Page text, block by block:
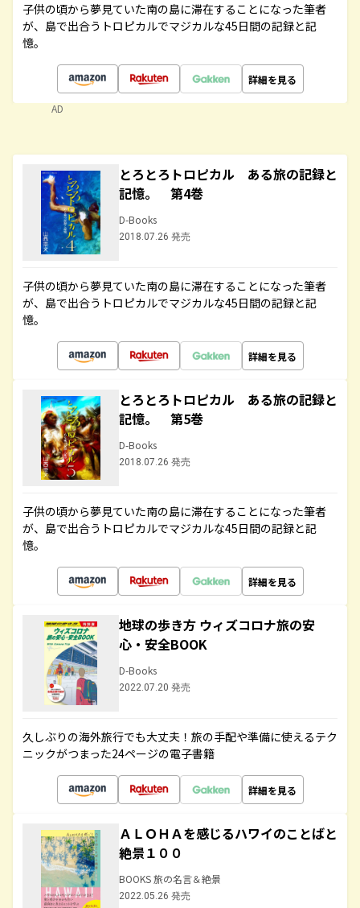
子供の頃から夢見ていた南の島に滞在することになった筆者
が、島で出合うトロピカルでマジカルな45日間の記録と記
憶。
詳細を見る
AD
とろとろトロピカル ある旅の記録と
記憶。 第4巻
D-Books
2018.07.26 発売
子供の頃から夢見ていた南の島に滞在することになった筆者
が、島で出合うトロピカルでマジカルな45日間の記録と記
憶。
詳細を見る
とろとろトロピカル ある旅の記録と
記憶。 第5巻
D-Books
2018.07.26 発売
子供の頃から夢見ていた南の島に滞在することになった筆者
が、島で出合うトロピカルでマジカルな45日間の記録と記
憶。
詳細を見る
地球の歩き方 ウィズコロナ旅の安
心・安全BOOK
D-Books
2022.07.20 発売
久しぶりの海外旅行でも大丈夫！旅の手配や準備に使えるテク
ニックがつまった24ページの電子書籍
詳細を見る
ＡＬＯＨＡを感じるハワイのことばと
絶景１００
BOOKS 旅の名言＆絶景
2022.05.26 発売